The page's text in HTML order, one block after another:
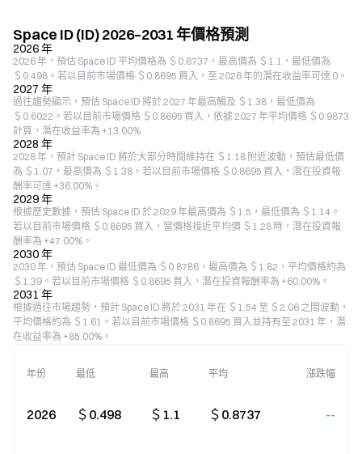
Space ID (ID) 2026–2031 年價格預測
2026 年
2026 年，預估 Space ID 平均價格為 ＄0.8737，最高價為 ＄1.1，最低價為
＄0.498。若以目前市場價格 ＄0.8695 買入，至 2026 年的潛在收益率可達 0。
2027 年
過往趨勢顯示，預估 Space ID 將於 2027 年最高觸及 ＄1.38，最低價為
＄0.6022。若以目前市場價格 ＄0.8695 買入，依據 2027 年平均價格 ＄0.9873
計算，潛在收益率為 +13.00%
2028 年
2028 年，預計 Space ID 將於大部分時間維持在 ＄1.18 附近波動，預估最低價
為 ＄1.07，最高價為 ＄1.38。若以目前市場價格 ＄0.8695 買入，潛在投資報
酬率可達 +36.00%。
2029 年
根據歷史數據，預估 Space ID 於 2029 年最高價為 ＄1.5，最低價為 ＄1.14。
若以目前市場價格 ＄0.8695 買入，當價格接近平均價 ＄1.28 時，潛在投資報
酬率為 +47.00%。
2030 年
2030 年，預估 Space ID 最低價為 ＄0.8786，最高價為 ＄1.82，平均價格約為
＄1.39。若以目前市場價格 ＄0.8695 買入，潛在投資報酬率為 +60.00%。
2031 年
根據過往市場趨勢，預計 Space ID 將於 2031 年在 ＄1.54 至 ＄2.06 之間波動，
平均價格約為 ＄1.61。若以目前市場價格 ＄0.8695 買入並持有至 2031 年，潛
在收益率為 +85.00%。
年份 最低 最高 平均 漲跌幅
2026 ＄0.498 ＄1.1 ＄0.8737 --